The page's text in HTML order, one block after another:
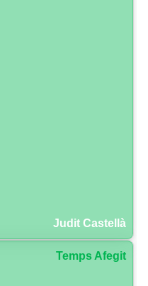
Judit Castellà
Temps Afegit